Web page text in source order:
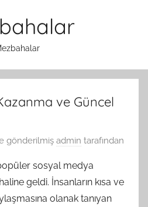
ve Güncel
gönderilmiş admin tarafından
sosyal medya
geldi. İnsanların kısa ve
olanak tanıyan